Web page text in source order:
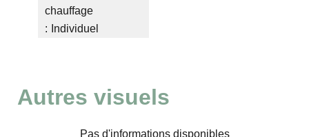
chauffage
Individuel
Autres visuels
Pas d'informations disponibles